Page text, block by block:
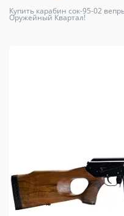
Тактическое
Высокоточная
Купить карабин сок-95-02
Оружейный Квартал!